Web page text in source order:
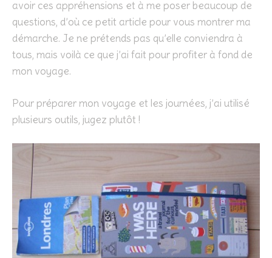
avoir ces appréhensions et à me poser beaucoup de
questions, d’où ce petit article pour vous montrer ma
démarche. Je ne prétends pas qu’elle conviendra à
tous, mais voilà ce que j’ai fait pour profiter à fond de
mon voyage.
Pour préparer mon voyage et les journées, j’ai utilisé
plusieurs outils, jugez plutôt !